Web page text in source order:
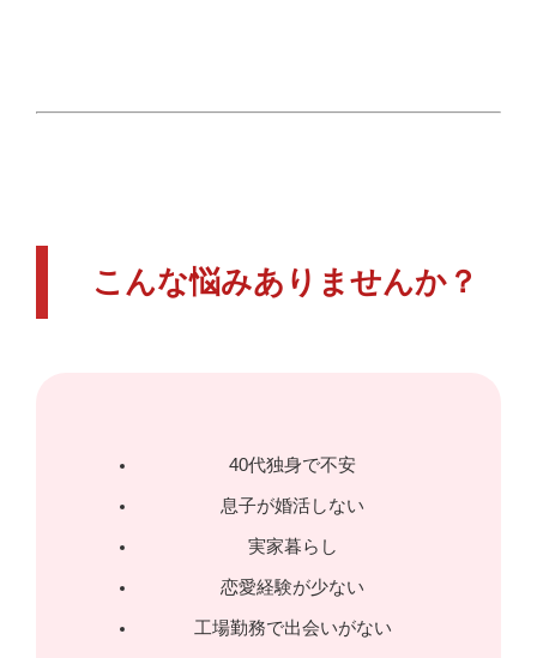
こんな悩みありませんか？
40代独身で不安
息子が婚活しない
実家暮らし
恋愛経験が少ない
工場勤務で出会いがない